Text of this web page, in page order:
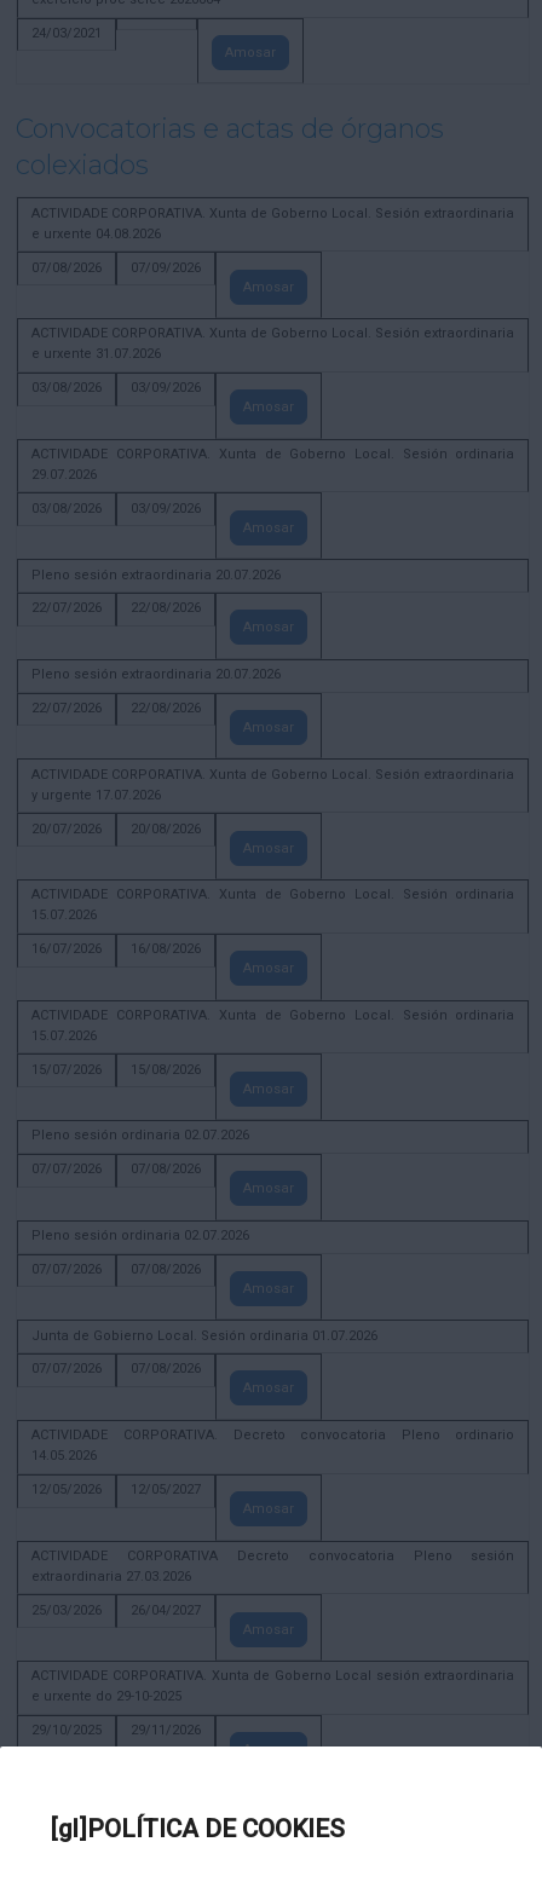
[gl]POLÍTICA DE COOKIES
24/03/2021
Amosar
Convocatorias e actas de órganos
colexiados
ACTIVIDADE CORPORATIVA. Xunta de Goberno Local. Sesión extraordinaria
e urxente 04.08.2026
07/08/2026
07/09/2026
Amosar
ACTIVIDADE CORPORATIVA. Xunta de Goberno Local. Sesión extraordinaria
e urxente 31.07.2026
03/08/2026
03/09/2026
Amosar
ACTIVIDADE CORPORATIVA. Xunta de Goberno Local. Sesión ordinaria
29.07.2026
03/08/2026
03/09/2026
Amosar
Pleno sesión extraordinaria 20.07.2026
22/07/2026
22/08/2026
Amosar
Pleno sesión extraordinaria 20.07.2026
22/07/2026
22/08/2026
Amosar
ACTIVIDADE CORPORATIVA. Xunta de Goberno Local. Sesión extraordinaria
y urgente 17.07.2026
20/07/2026
20/08/2026
Amosar
ACTIVIDADE CORPORATIVA. Xunta de Goberno Local. Sesión ordinaria
15.07.2026
16/07/2026
16/08/2026
Amosar
ACTIVIDADE CORPORATIVA. Xunta de Goberno Local. Sesión ordinaria
15.07.2026
15/07/2026
15/08/2026
Amosar
Pleno sesión ordinaria 02.07.2026
07/07/2026
07/08/2026
Amosar
Pleno sesión ordinaria 02.07.2026
07/07/2026
07/08/2026
Amosar
Junta de Gobierno Local. Sesión ordinaria 01.07.2026
07/07/2026
07/08/2026
Amosar
ACTIVIDADE CORPORATIVA. Decreto convocatoria Pleno ordinario
14.05.2026
12/05/2026
12/05/2027
Amosar
ACTIVIDADE CORPORATIVA Decreto convocatoria Pleno sesión
extraordinaria 27.03.2026
25/03/2026
26/04/2027
Amosar
ACTIVIDADE CORPORATIVA. Xunta de Goberno Local sesión extraordinaria
e urxente do 29-10-2025
29/10/2025
29/11/2026
Amosar
constitutiva da Xunta de Goberno Local extraordinaria e urxente 21.6.2023